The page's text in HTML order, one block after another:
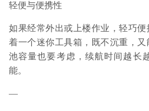
轻便与便携性
如果经常外出或上楼作业，轻巧
着一个迷你工具箱，既不沉重，
池容量也要考虑，续航时间越长
能。
—